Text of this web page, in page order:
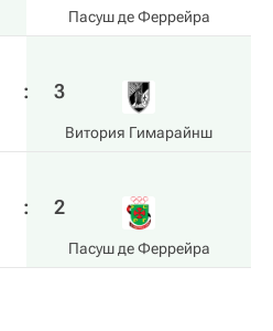
Пасуш де Феррейра
: 3
Витория Гимарайнш
: 2
Пасуш де Феррейра